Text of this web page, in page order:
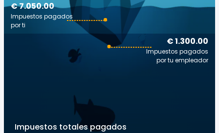
€ 1.300.00
Impuestos pagados
por tu empleador
€ 7.050.00
Impuestos pagados
por ti
Impuestos totales pagados